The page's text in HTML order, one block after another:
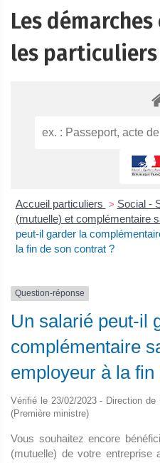
Les
les particuliers
Accueil particuliers > Social -
(mutuelle) et complémentaire
peut-il garder la
la fin de son contrat ?
Question-réponse
Un salarié peut-il
complémentaire
employeur à la
Vérifié le 23/02/2023 - Direction
(Première ministre)
Vous souhaitez encore
(mutuelle) de votre